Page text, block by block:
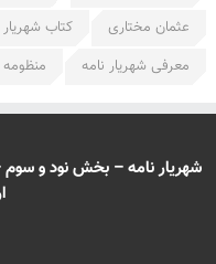
عثمان مختاری
کتاب شهریار
معرفی شهریار نامه
شهریار نامه – بخش نود و